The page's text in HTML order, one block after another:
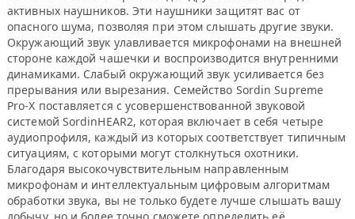
активных наушников. Эти наушники защитят вас от
опасного шума, позволяя при этом слышать другие звуки.
Окружающий звук улавливается микрофонами на внешней
стороне каждой чашечки и воспроизводится внутренними
динамиками. Слабый окружающий звук усиливается без
прерывания или вырезания. Семейство Sordin Supreme
Pro-X поставляется с усовершенствованной звуковой
системой SordinHEAR2, которая включает в себя четыре
аудиопрофиля, каждый из которых соответствует типичным
ситуациям, с которыми могут столкнуться охотники.
Благодаря высокочувствительным направленным
микрофонам и интеллектуальным цифровым алгоритмам
обработки звука, вы не только будете лучше слышать вашу